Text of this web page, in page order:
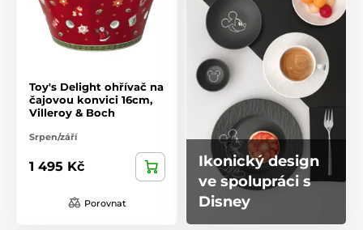
Toy's Delight ohřívač na
čajovou konvici 16cm,
Villeroy & Boch
Srpen/září
1 495 Kč
Porovnat
Ikonický design
ve spolupráci s
Disney